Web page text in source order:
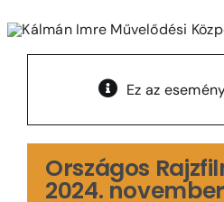
Ez az
Országos
2024.